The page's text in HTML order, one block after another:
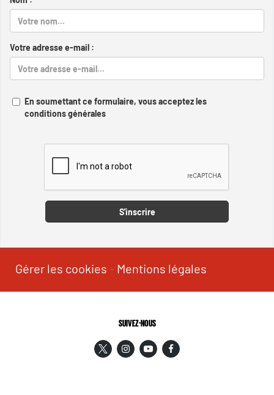
Votre adresse e-mail :
En soumettant ce formulaire, vous acceptez les
conditions générales
S'inscrire
Gérer les cookies - Mentions légales
SUIVEZ-NOUS